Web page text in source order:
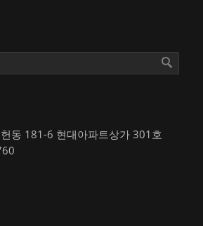
동 181-6 현대아파트상가 301호